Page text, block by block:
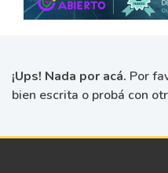
¡Ups! Nada por acá. Por
bien escrita o probá con